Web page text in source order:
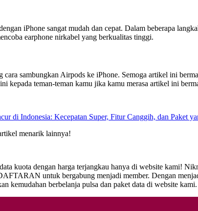
iPhone sangat mudah dan cepat. Dalam beberapa
earphone nirkabel yang berkualitas tinggi.
cara sambungkan Airpods ke iPhone. Semoga artikel ini
kepada teman-teman kamu jika kamu merasa artikel ini
di Indonesia: Kecepatan Super, Fitur Canggih, dan Paket
menarik lainnya!
kuota dengan harga terjangkau hanya di website kami!
untuk bergabung menjadi member. Dengan
kemudahan berbelanja pulsa dan paket data di website